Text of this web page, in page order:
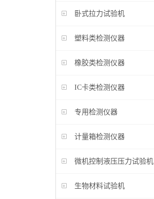
卧式拉力试验机
塑料类检测仪器
橡胶类检测仪器
IC卡类检测仪器
专用检测仪器
计量箱检测仪器
微机控制液压压力试验机
生物材料试验机